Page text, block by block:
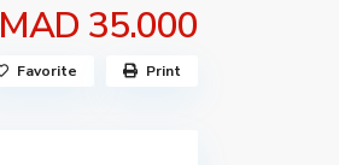
MAD 35.000
Favorite Print